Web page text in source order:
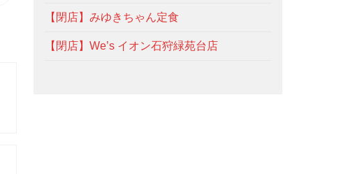
【閉店】みゆきちゃん定食
【閉店】We’s イオン石狩緑苑台店